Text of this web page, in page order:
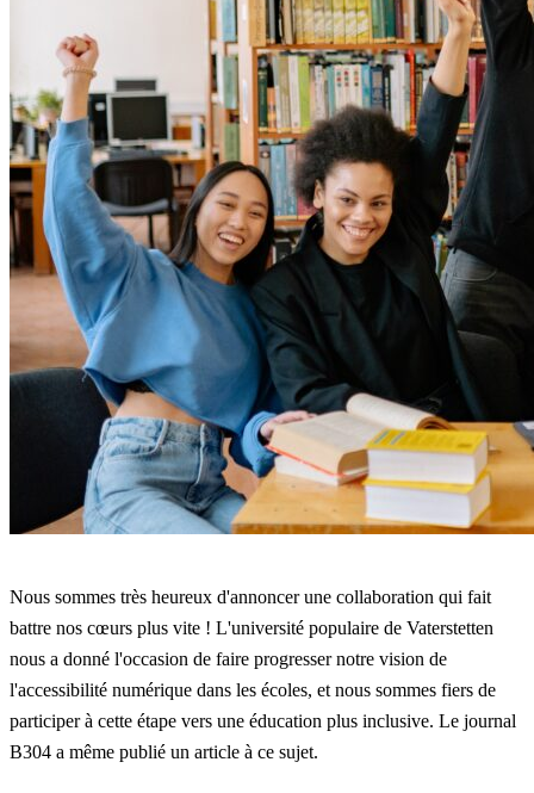
Nous sommes très heureux d'annoncer une collaboration qui fait
battre nos cœurs plus vite ! L'université populaire de Vaterstetten
nous a donné l'occasion de faire progresser notre vision de
l'accessibilité numérique dans les écoles, et nous sommes fiers de
participer à cette étape vers une éducation plus inclusive. Le journal
B304 a même publié un article à ce sujet.